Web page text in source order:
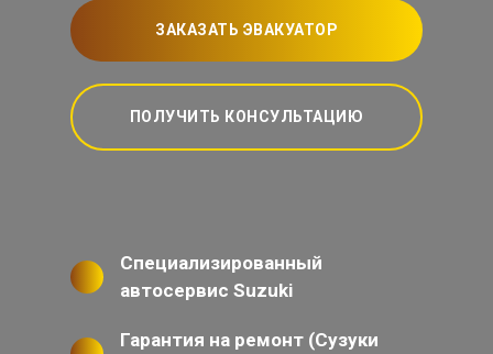
ЗАКАЗАТЬ ЭВАКУАТОР
ПОЛУЧИТЬ КОНСУЛЬТАЦИЮ
Специализированный
автосервис Suzuki
Гарантия на ремонт (Сузуки